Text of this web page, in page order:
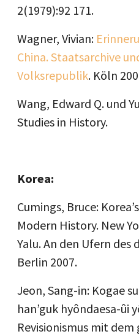
2(1979):92 171.
Wagner, Vivian:
China. Staatsarchive
Volksrepublik. Köln
Wang, Edward Q. und
Studies in History.
Korea:
Cumings, Bruce:
Modern History. New
Yalu. An den Ufern
Berlin 2007.
Jeon, Sang-in: Kogae
han’guk hyôndaesa-ûi
Revisionismus mit